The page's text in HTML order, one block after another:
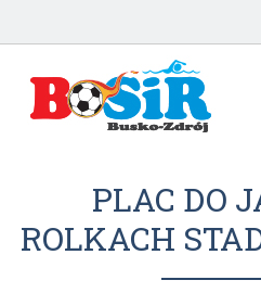
PLAC DO
ROLKACH